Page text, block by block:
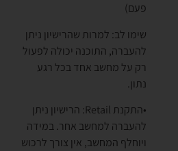
פעם)
שימו לב: למרות שהרישיון ניתן
להעברה, התוכנה יכולה לפעול
רק על מחשב אחד בכל רגע
נתון.
•התקנת Retail: הרישיון ניתן
להעברה למחשב אחר. במידה
ויוחלף המחשב, אין צורך לרכוש